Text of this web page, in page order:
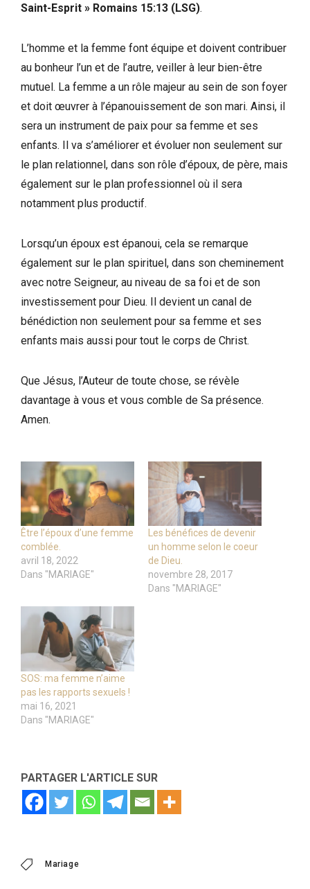
Saint-Esprit » Romains 15:13 (LSG).
L’homme et la femme font équipe et doivent contribuer
au bonheur l’un et de l’autre, veiller à leur bien-être
mutuel. La femme a un rôle majeur au sein de son foyer
et doit œuvrer à l’épanouissement de son mari. Ainsi, il
sera un instrument de paix pour sa femme et ses
enfants. Il va s’améliorer et évoluer non seulement sur
le plan relationnel, dans son rôle d’époux, de père, mais
également sur le plan professionnel où il sera
notamment plus productif.
Lorsqu’un époux est épanoui, cela se remarque
également sur le plan spirituel, dans son cheminement
avec notre Seigneur, au niveau de sa foi et de son
investissement pour Dieu. Il devient un canal de
bénédiction non seulement pour sa femme et ses
enfants mais aussi pour tout le corps de Christ.
Que Jésus, l’Auteur de toute chose, se révèle
davantage à vous et vous comble de Sa présence.
Amen.
Être l’époux d’une femme
comblée.
avril 18, 2022
Dans "MARIAGE"
Les bénéfices de devenir
un homme selon le coeur
de Dieu.
novembre 28, 2017
Dans "MARIAGE"
SOS: ma femme n’aime
pas les rapports sexuels !
mai 16, 2021
Dans "MARIAGE"
PARTAGER L'ARTICLE SUR
Mariage